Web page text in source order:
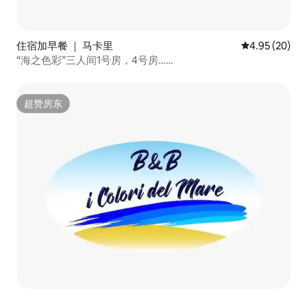
住宿加早餐 ｜ 马卡里 平均评分
4.95 (20)
“海之色彩”三人间1号房，4号房……
超赞房东
超赞房东